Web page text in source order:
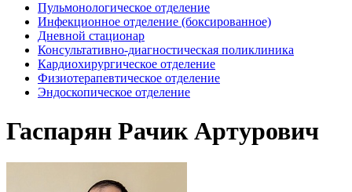
Пульмонологическое отделение
Инфекционное отделение (боксированное)
Дневной стационар
Консультативно-диагностическая поликлиника
Кардиохирургическое отделение
Физиотерапевтическое отделение
Эндоскопическое отделение
Гаспарян Рачик Артурович